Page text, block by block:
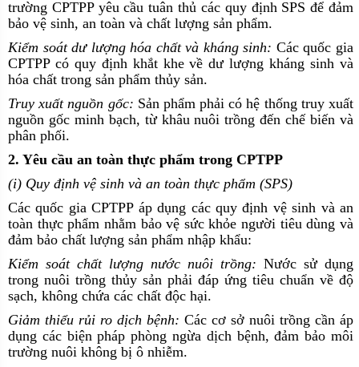
trường CPTPP yêu cầu tuân thủ các quy định SPS để đảm
bảo vệ sinh, an toàn và chất lượng sản phẩm.
Kiểm soát dư lượng hóa chất và kháng sinh: Các quốc gia
CPTPP có quy định khắt khe về dư lượng kháng sinh và
hóa chất trong sản phẩm thủy sản.
Truy xuất nguồn gốc: Sản phẩm phải có hệ thống truy xuất
nguồn gốc minh bạch, từ khâu nuôi trồng đến chế biến và
phân phối.
2. Yêu cầu an toàn thực phẩm trong CPTPP
(i) Quy định vệ sinh và an toàn thực phẩm (SPS)
Các quốc gia CPTPP áp dụng các quy định vệ sinh và an
toàn thực phẩm nhằm bảo vệ sức khỏe người tiêu dùng và
đảm bảo chất lượng sản phẩm nhập khẩu:
Kiểm soát chất lượng nước nuôi trồng: Nước sử dụng
trong nuôi trồng thủy sản phải đáp ứng tiêu chuẩn về độ
sạch, không chứa các chất độc hại.
Giảm thiểu rủi ro dịch bệnh: Các cơ sở nuôi trồng cần áp
dụng các biện pháp phòng ngừa dịch bệnh, đảm bảo môi
trường nuôi không bị ô nhiễm.